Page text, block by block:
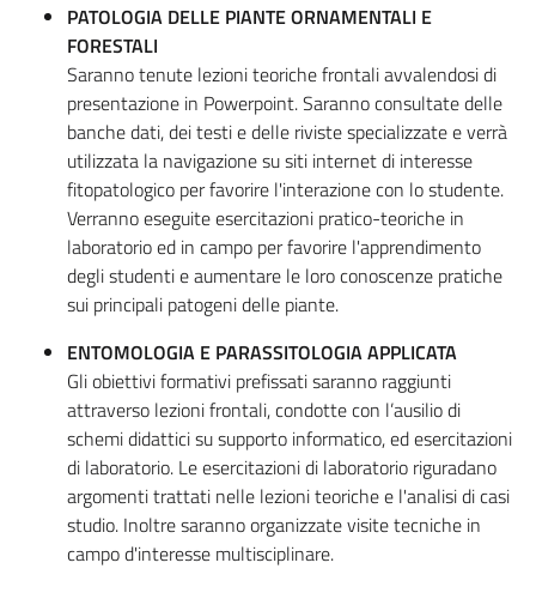
PATOLOGIA DELLE PIANTE ORNAMENTALI E
FORESTALI
Saranno tenute lezioni teoriche frontali avvalendosi di
presentazione in Powerpoint. Saranno consultate delle
banche dati, dei testi e delle riviste specializzate e verrà
utilizzata la navigazione su siti internet di interesse
fitopatologico per favorire l'interazione con lo studente.
Verranno eseguite esercitazioni pratico-teoriche in
laboratorio ed in campo per favorire l'apprendimento
degli studenti e aumentare le loro conoscenze pratiche
sui principali patogeni delle piante.
ENTOMOLOGIA E PARASSITOLOGIA APPLICATA
Gli obiettivi formativi prefissati saranno raggiunti
attraverso lezioni frontali, condotte con l’ausilio di
schemi didattici su supporto informatico, ed esercitazioni
di laboratorio. Le esercitazioni di laboratorio riguradano
argomenti trattati nelle lezioni teoriche e l'analisi di casi
studio. Inoltre saranno organizzate visite tecniche in
campo d'interesse multisciplinare.